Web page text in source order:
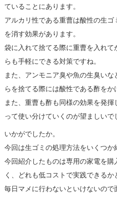
ていることにあります。
アルカリ性である重曹は酸性の生
を消す効果があります。
袋に入れて捨てる際に重曹を入れ
らも手軽にできる対策ですね。
また、アンモニア臭や魚の生臭い
らを捨てる際には酸性である酢をか
また、重曹も酢も同様の効果を発
って使い分けていくのが望ましいで
いかがでしたか。
今回は生ゴミの処理方法をいくつか
今回紹介したものは専用の家電を
く、どれも低コストで実践できるか
毎日マメに行わないといけないの